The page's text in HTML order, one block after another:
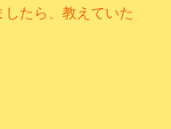
たら、教えていた